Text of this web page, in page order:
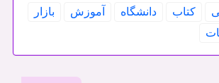
كتاب دانشگاه آموزش
بازار